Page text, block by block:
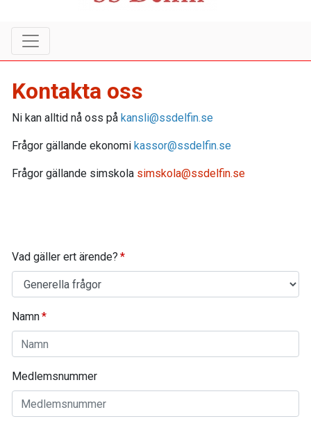
Kontakta oss
Ni kan alltid nå oss på kansli@ssdelfin.se
Frågor gällande ekonomi kassor@ssdelfin.se
Frågor gällande simskola simskola@ssdelfin.se
Vad gäller ert ärende?
Namn
Medlemsnummer